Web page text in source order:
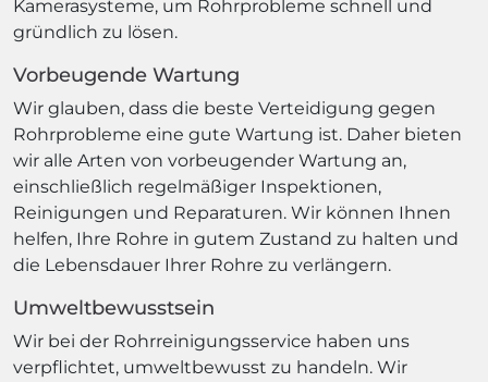
Kamerasysteme, um Rohrprobleme schnell und
gründlich zu lösen.
Vorbeugende Wartung
Wir glauben, dass die beste Verteidigung gegen
Rohrprobleme eine gute Wartung ist. Daher bieten
wir alle Arten von vorbeugender Wartung an,
einschließlich regelmäßiger Inspektionen,
Reinigungen und Reparaturen. Wir können Ihnen
helfen, Ihre Rohre in gutem Zustand zu halten und
die Lebensdauer Ihrer Rohre zu verlängern.
Umweltbewusstsein
Wir bei der Rohrreinigungsservice haben uns
verpflichtet, umweltbewusst zu handeln. Wir